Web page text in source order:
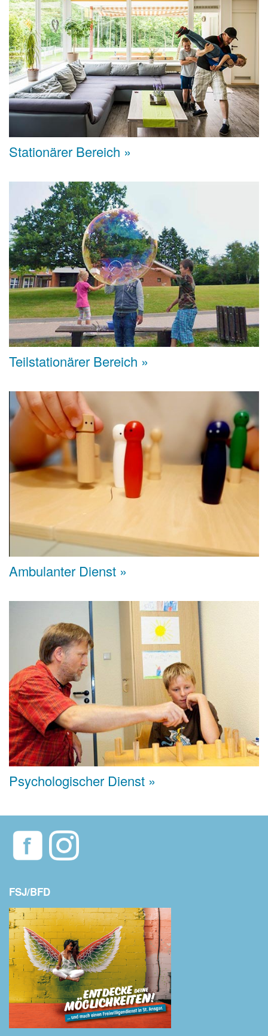
Stationärer Bereich »
Teilstationärer Bereich »
Ambulanter Dienst »
Psychologischer Dienst »
FSJ/BFD